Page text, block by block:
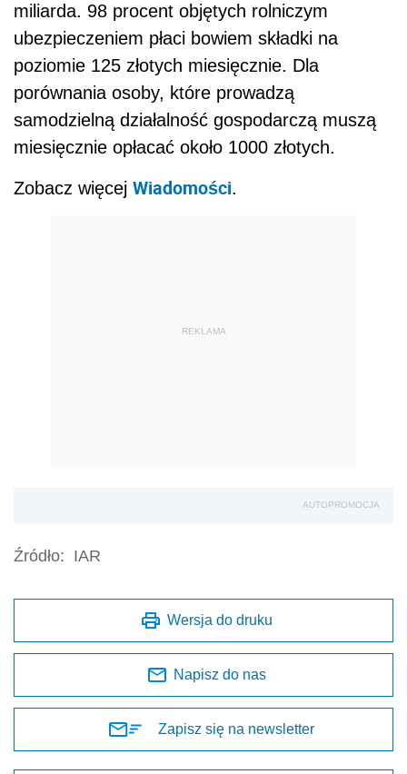
miliarda. 98 procent objętych rolniczym
ubezpieczeniem płaci bowiem składki na
poziomie 125 złotych miesięcznie. Dla
porównania osoby, które prowadzą
samodzielną działalność gospodarczą muszą
miesięcznie opłacać około 1000 złotych.
Zobacz więcej Wiadomości.
REKLAMA
AUTOPROMOCJA
Źródło: IAR
Wersja do druku
Napisz do nas
Zapisz się na newsletter